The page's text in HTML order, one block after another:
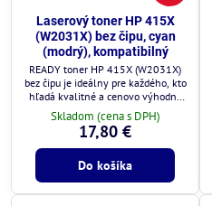
Laserový toner HP 415X
(W2031X) bez čipu, cyan
(modrý), kompatibilný
READY toner HP 415X (W2031X)
bez čipu je ideálny pre každého, kto
hľadá kvalitné a cenovo výhodné
riešenie.
Skladom (cena s DPH)
17,80 €
Do košíka